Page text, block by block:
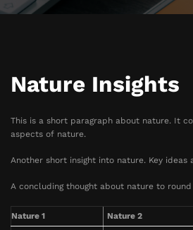
Nature Insights
This is a short paragraph about nature. It
aspects of nature.
Another short insight into nature. Key ideas
A concluding thought about nature to
Nature 1 Nature 2